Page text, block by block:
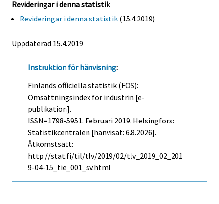
Revideringar i denna statistik
Revideringar i denna statistik (15.4.2019)
Uppdaterad 15.4.2019
Instruktion för hänvisning:
Finlands officiella statistik (FOS):
Omsättningsindex för industrin [e-
publikation].
ISSN=1798-5951. Februari 2019. Helsingfors:
Statistikcentralen [hänvisat: 6.8.2026].
Åtkomstsätt:
http://stat.fi/til/tlv/2019/02/tlv_2019_02_201
9-04-15_tie_001_sv.html